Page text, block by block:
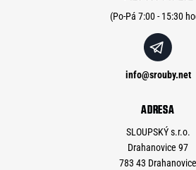
info@srouby.net
ADRESA
SLOUPSKÝ s.r.o.
Drahanovice 97
783 43 Drahanovice